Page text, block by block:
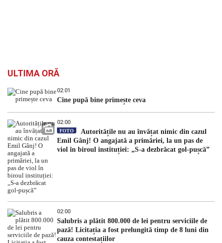
ULTIMA ORĂ
02:01
Cine pupă bine primește ceva
02:00
FOTO
Autoritățile nu au învățat nimic din cazul
Emil Gânj! O angajată a primăriei, la un pas de
viol în biroul instituției: „S-a dezbrăcat gol-pușcă”
02:00
Salubris a plătit 800.000 de lei pentru serviciile de
pază! Licitația a fost prelungită timp de 8 luni din
cauza contestațiilor